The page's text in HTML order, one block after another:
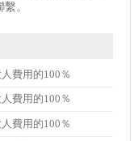
。
人費用的100％
人費用的100％
人費用的100％